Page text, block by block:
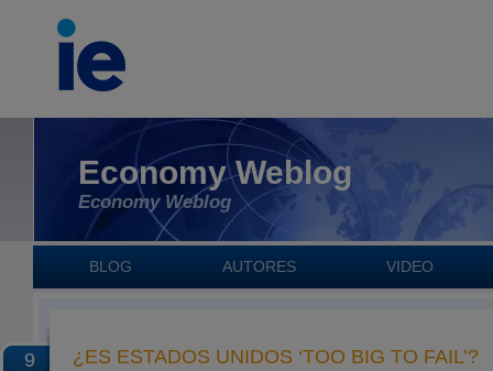
Economy Weblog
Economy Weblog
BLOG AUTORES VIDEO
9 ¿ES ESTADOS UNIDOS ‘TOO BIG TO FAIL’?